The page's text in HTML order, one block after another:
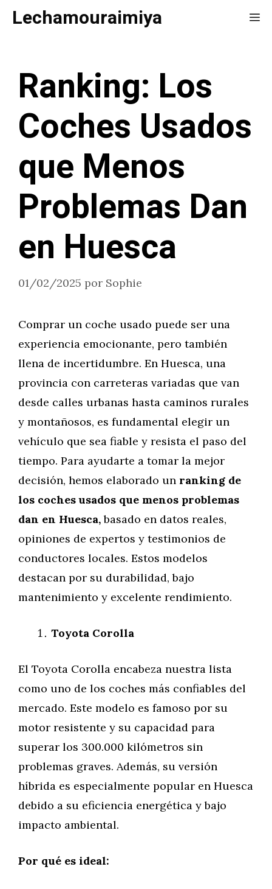
SaltarLechamouraimiya
Ranking: Los
Coches Usados
que Menos
Problemas Dan
en Huesca
01/02/2025 por Sophie
Comprar un coche usado puede ser una
experiencia emocionante, pero también
llena de incertidumbre. En Huesca, una
provincia con carreteras variadas que van
desde calles urbanas hasta caminos rurales
y montañosos, es fundamental elegir un
vehículo que sea fiable y resista el paso del
tiempo. Para ayudarte a tomar la mejor
decisión, hemos elaborado un ranking de
los coches usados que menos problemas
dan en Huesca,basado en datos reales,
opiniones de expertos y testimonios de
conductores locales. Estos modelos
destacan por su durabilidad, bajo
mantenimiento y excelente rendimiento.
Toyota Corolla
El Toyota Corolla encabeza nuestra lista
como uno de los coches más confiables del
mercado. Este modelo es famoso por su
motor resistente y su capacidad para
superar los 300.000 kilómetros sin
problemas graves. Además, su versión
híbrida es especialmente popular en Huesca
debido a su eficiencia energética y bajo
impacto ambiental.
Por qué es ideal: